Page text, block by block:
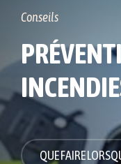
Conseils
QUE FAIRE